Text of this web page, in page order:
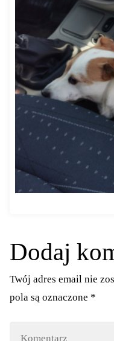
Dodaj
Twój adres email nie
pola są oznaczone *